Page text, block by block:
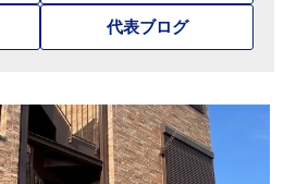
代表ブログ